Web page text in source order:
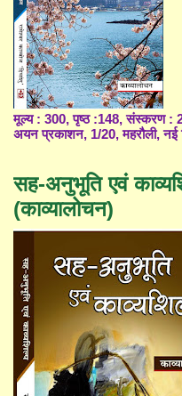
मूल्य : 300, पृष्ठ :148, संस्करण :
अयन प्रकाशन, 1/20, महरौली, नई
सह-अनुभूति एवं
(काव्यालोचन)